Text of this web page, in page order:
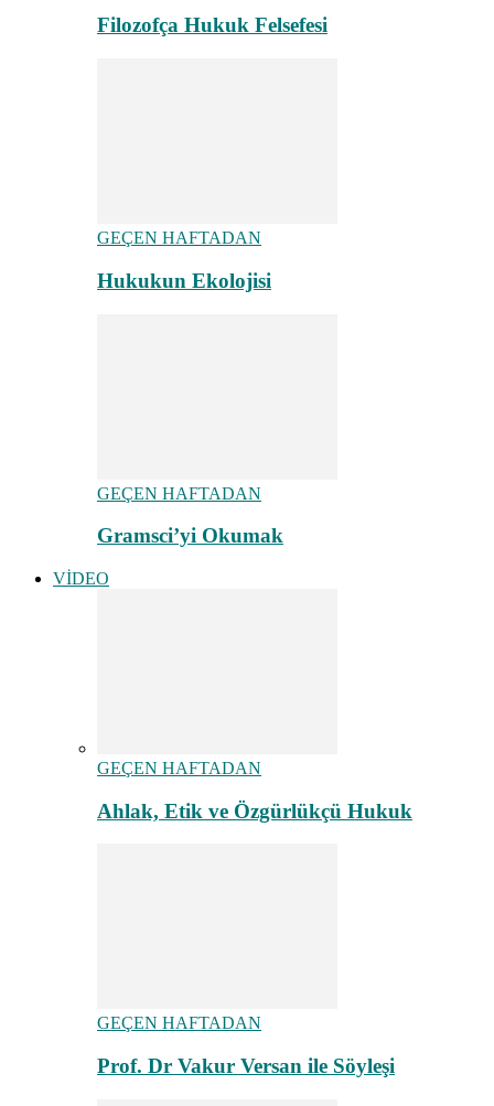
Filozofça Hukuk Felsefesi
GEÇEN HAFTADAN
Hukukun Ekolojisi
GEÇEN HAFTADAN
Gramsci’yi Okumak
VİDEO
GEÇEN HAFTADAN
Ahlak, Etik ve Özgürlükçü Hukuk
GEÇEN HAFTADAN
Prof. Dr Vakur Versan ile Söyleşi